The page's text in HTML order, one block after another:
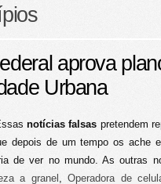
aprova
Urbana
notícias falsas pretendem
depois de um tempo os ache
de ver no mundo. As outras
a granel ,Operadora de